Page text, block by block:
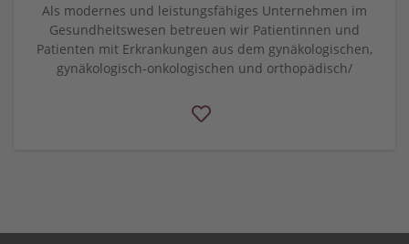
Als modernes und leistungsfähiges Unternehmen im
Gesundheitswesen betreuen wir Patientinnen und
Patienten mit Erkrankungen aus dem gynäkologischen,
gynäkologisch-onkologischen und orthopädisch/